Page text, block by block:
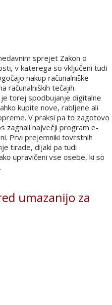
sprejet Zakon o
v katerega so vključeni tudi
nakup računalniške
računalniških tečajih.
torej spodbujanje digitalne
kupite nove, rabljene ali
V praksi pa to zagotovo
zagnali največji program e-
Prvi prejemniki tovrstnih
tirade, dijaki pa tudi
upravičeni vse osebe, ki so
umazanijo za